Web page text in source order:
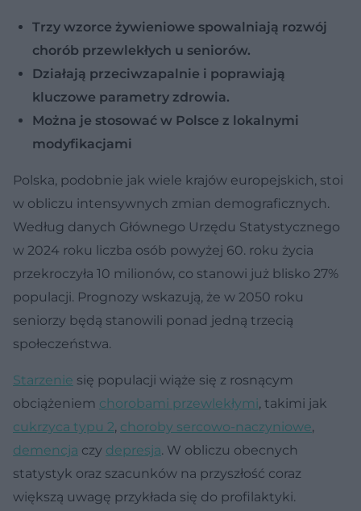
Trzy wzorce żywieniowe spowalniają rozwój
chorób przewlekłych u seniorów.
Działają przeciwzapalnie i poprawiają
kluczowe parametry zdrowia.
Można je stosować w Polsce z lokalnymi
modyfikacjami
Polska, podobnie jak wiele krajów europejskich, stoi
w obliczu intensywnych zmian demograficznych.
Według danych Głównego Urzędu Statystycznego
w 2024 roku liczba osób powyżej 60. roku życia
przekroczyła 10 milionów, co stanowi już blisko 27%
populacji. Prognozy wskazują, że w 2050 roku
seniorzy będą stanowili ponad jedną trzecią
społeczeństwa.
Starzenie się populacji wiąże się z rosnącym
obciążeniem chorobami przewlekłymi, takimi jak
cukrzyca typu 2, choroby sercowo-naczyniowe,
demencja czy depresja. W obliczu obecnych
statystyk oraz szacunków na przyszłość coraz
większą uwagę przykłada się do profilaktyki.